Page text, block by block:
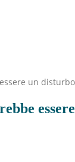
un disturbo